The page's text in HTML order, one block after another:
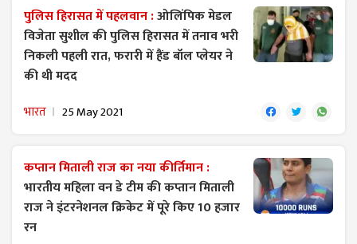
पुलिस हिरासत में पहलवान :ओलिंपिक मेडल
विजेता सुशील की पुलिस हिरासत में तनाव भरी
निकली पहली रात, फरारी में हैंड बॉल प्लेयर ने
की थी मदद
भारत 25 May 2021
कप्तान मिताली राज का नया कीर्तिमान :
भारतीय महिला वन डे टीम की कप्तान मिताली
राज ने इंटरनेशनल क्रिकेट में पूरे किए 10 हजार
रन